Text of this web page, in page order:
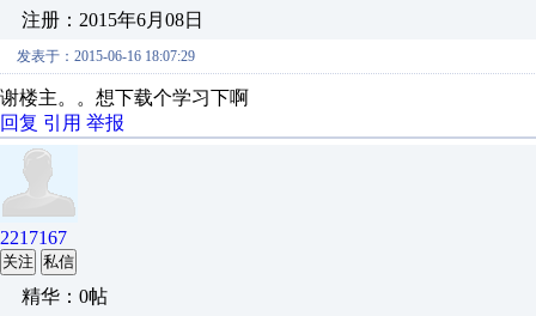
注册：2015年6月08日
发表于：2015-06-16 18:07:29
谢楼主。。想下载个学习下啊
回复 引用 举报
2217167
关注 私信
精华：0帖